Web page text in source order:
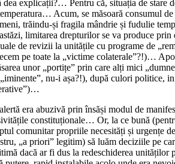
explicații?… Pentru că, situația de
Acum, se măsoară consumul
trăindu-și fragila mândrie și fudulie
limitarea drepturilor se va produce
de revizii la unitățile cu programe de
pe toate la „victime colaterale”?!)…
unor „portițe” prin care alți mici
nu-i așa?!), după culori
era abuzivă prin însăși modul de
constituționale… Or, la ce bună
comunitar propriile necesități și
„a priori” legitim) să luăm deciziile pe
dacă ar fi dus la redeschiderea